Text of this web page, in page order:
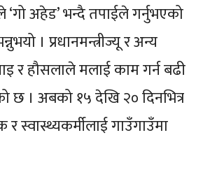
‘गो अहेड’ भन्दै तपाईले गर्नुभएको
। प्रधानमन्त्रीज्यू र अन्य
र हौसलाले मलाई काम गर्न बढी
छ । अबको १५ देखि २० दिनभित्र
स्वास्थ्यकर्मीलाई गाउँगाउँमा